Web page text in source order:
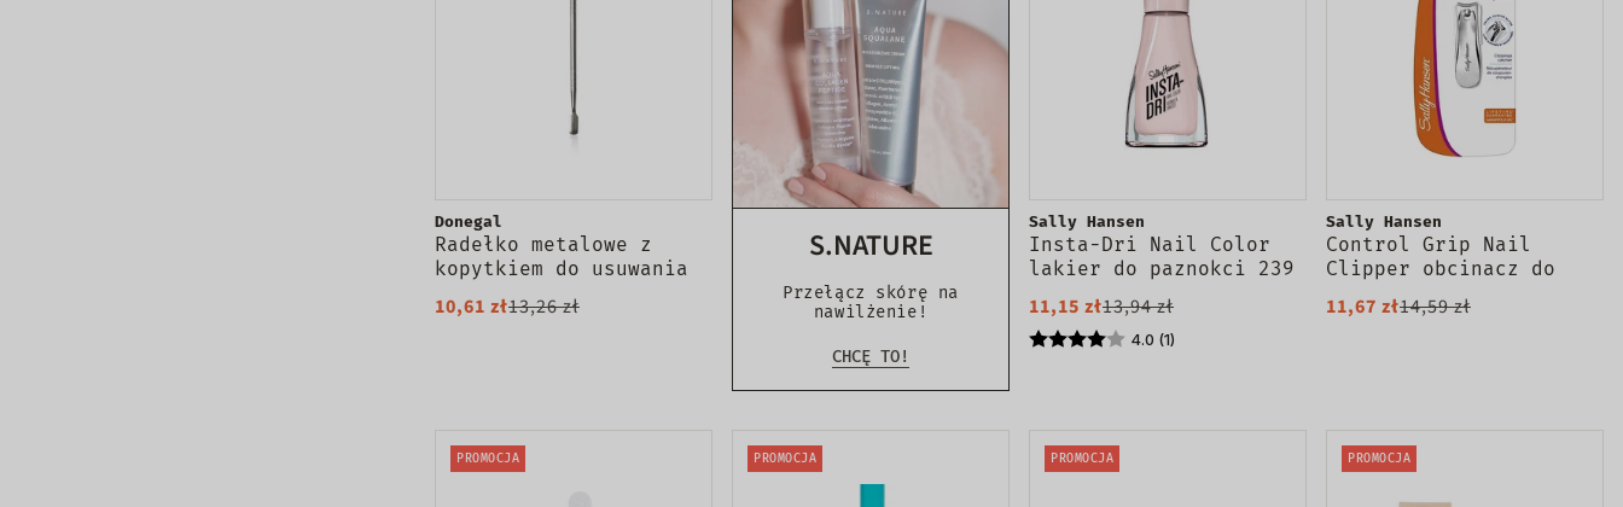
Donegal
Radełko metalowe z
kopytkiem do usuwania
skórek 12.7cm 2134
10,61 zł13,26 zł
S.NATURE
Przełącz skórę na
nawilżenie!
CHCĘ TO!
Sally Hansen
Insta-Dri Nail Color
lakier do paznokci 239
In a Blush 9.17ml
11,15 zł13,94 zł
4.0 (1)
Sally Hansen
Control Grip Nail
Clipper obcinacz do
paznokci dłoni
11,67 zł14,59 zł
PROMOCJA PROMOCJA PROMOCJA PROMOCJA